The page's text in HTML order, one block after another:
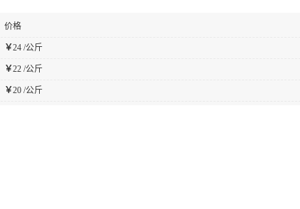
价格
￥24 /公斤
￥22 /公斤
￥20 /公斤